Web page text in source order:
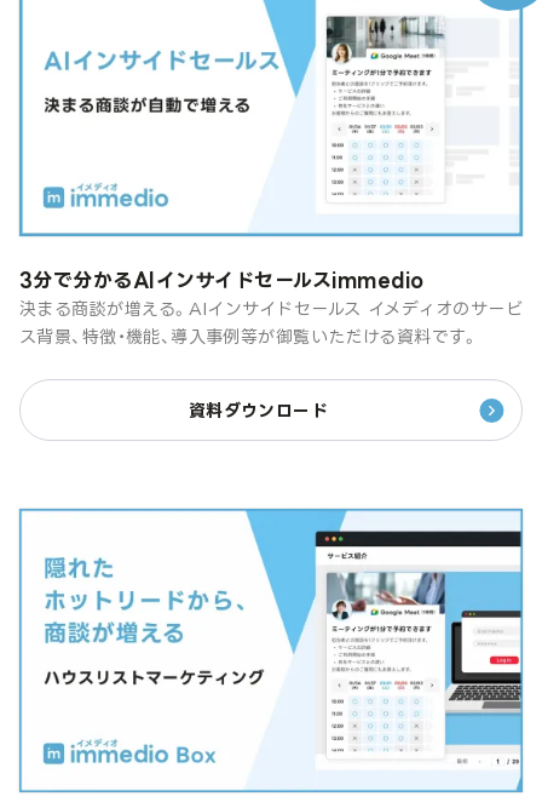
3分で分かるAIインサイドセールスimmedio
決まる商談が増える。AIインサイドセールス イメディオのサービ
ス背景、特徴・機能、導入事例等が御覧いただける資料です。
資料ダウンロード